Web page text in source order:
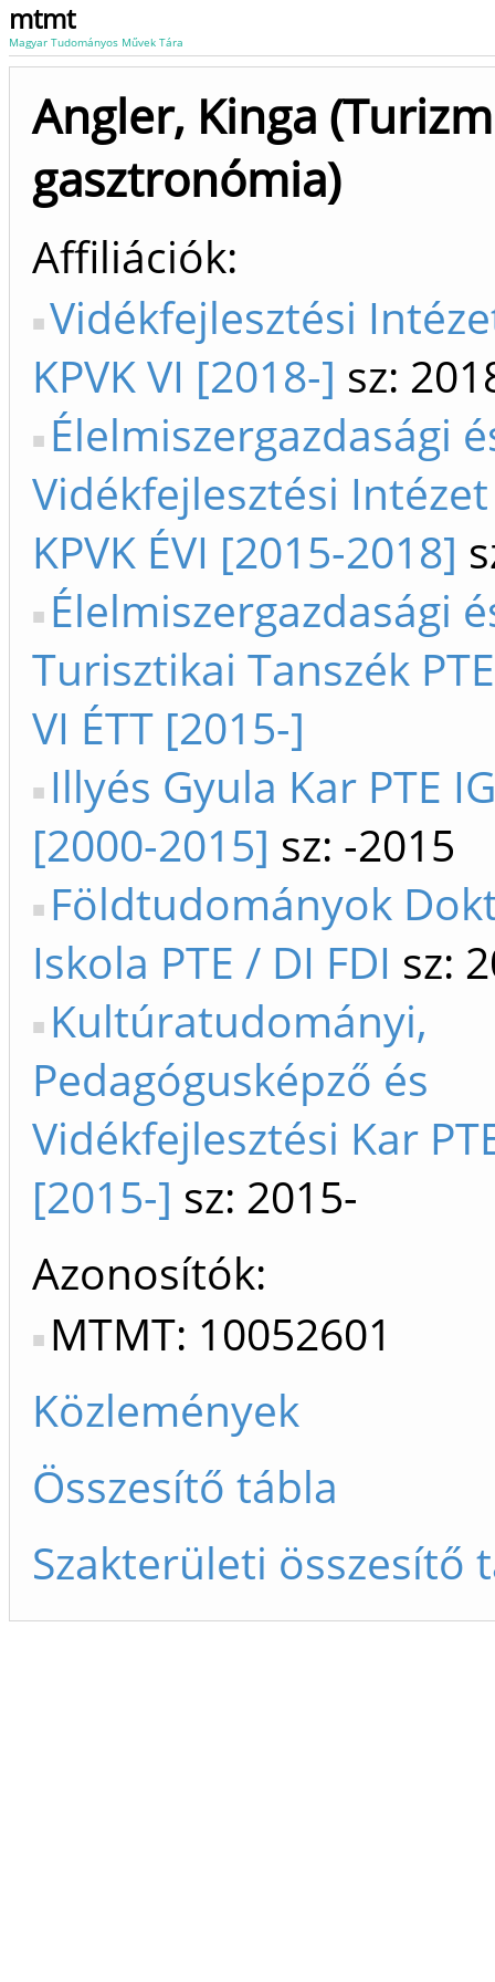
mtmt
Magyar Tudományos Művek Tára
Angler, Kinga
gasztronómia)
Affiliációk
Vidékfejlesztési
KPVK VI [2018-] sz:
Élelmiszergazdasági
Vidékfejlesztési Intézet
KPVK ÉVI [2015-2018]
Élelmiszergazdasági
Turisztikai Tanszék
VI ÉTT [2015-]
Illyés Gyula Kar PTE
[2000-2015] sz: -2015
Földtudományok
Iskola PTE / DI FDI sz:
Kultúratudományi,
Pedagógusképző és
Vidékfejlesztési Kar
[2015-] sz: 2015-
Azonosítók
MTMT: 10052601
Közlemények
Összesítő tábla
Szakterületi összesítő